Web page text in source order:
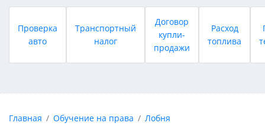
Проверка
авто
Транспортный
налог
Договор
купли-
продажи
Расход
топлива
Главная Обучение на права
Лобня